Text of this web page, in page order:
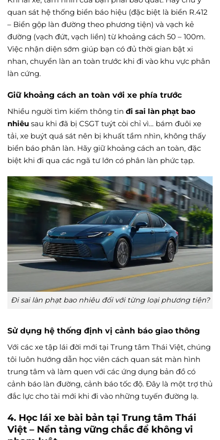
quan sát hệ thống biển báo hiệu (đặc biệt là biển R.412
– Biển gộp làn đường theo phương tiện) và vạch kẻ
đường (vạch đứt, vạch liền) từ khoảng cách 50 – 100m.
Việc nhận diện sớm giúp bạn có đủ thời gian bật xi
nhan, chuyển làn an toàn trước khi đi vào khu vực phân
làn cứng.
Giữ khoảng cách an toàn với xe phía trước
Nhiều người tìm kiếm thông tin đi sai làn phạt bao
nhiêu sau khi đã bị CSGT tuýt còi chỉ vì… bám đuôi xe
tải, xe buýt quá sát nên bị khuất tầm nhìn, không thấy
biển báo phân làn. Hãy giữ khoảng cách an toàn, đặc
biệt khi đi qua các ngã tư lớn có phân làn phức tạp.
Đi sai làn phạt bao nhiêu đối với từng loại phương tiện?
Sử dụng hệ thống định vị cảnh báo giao thông
Với các xe tập lái đời mới tại Trung tâm Thái Việt, chúng
tôi luôn hướng dẫn học viên cách quan sát màn hình
trung tâm và làm quen với các ứng dụng bản đồ có
cảnh báo làn đường, cảnh báo tốc độ. Đây là một trợ thủ
đắc lực cho tài mới khi đi vào những tuyến đường lạ.
4. Học lái xe bài bản tại Trung tâm Thái
Việt – Nền tảng vững chắc để không vi